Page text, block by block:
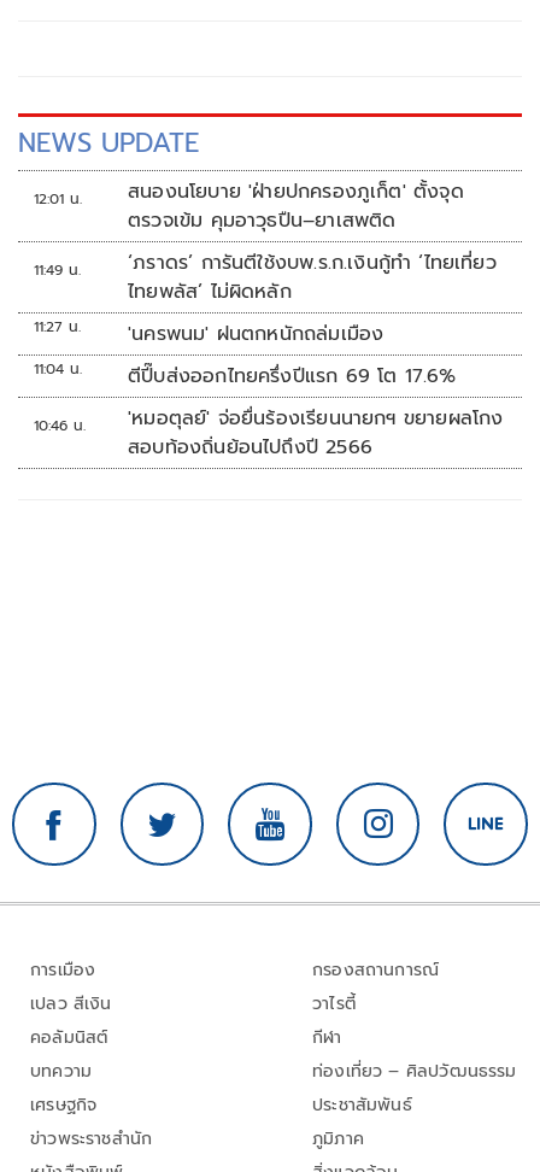
NEWS UPDATE
12:01 น.
สนองนโยบาย 'ฝ่ายปกครองภูเก็ต' ตั้งจุด
ตรวจเข้ม คุมอาวุธปืน–ยาเสพติด
11:49 น.
‘ภราดร’ การันตีใช้งบพ.ร.ก.เงินกู้ทำ ‘ไทยเที่ยว
ไทยพลัส’ ไม่ผิดหลัก
11:27 น. 'นครพนม' ฝนตกหนักถล่มเมือง
11:04 น. ตีปี๊บส่งออกไทยครึ่งปีแรก 69 โต 17.6%
10:46 น.
'หมอตุลย์' จ่อยื่นร้องเรียนนายกฯ ขยายผลโกง
สอบท้องถิ่นย้อนไปถึงปี 2566
การเมือง
เปลว สีเงิน
คอลัมนิสต์
บทความ
เศรษฐกิจ
ข่าวพระราชสำนัก
กรองสถานการณ์
วาไรตี้
กีฬา
ท่องเที่ยว – ศิลปวัฒนธรรม
ประชาสัมพันธ์
ภูมิภาค